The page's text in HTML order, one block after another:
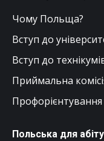
Чому Польща?
Вступ до
Вступ до
Приймальна
Профорієнтування
Польська для